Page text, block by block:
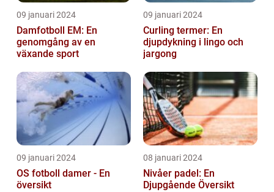
09 januari 2024
Damfotboll EM: En
genomgång av en
växande sport
09 januari 2024
Curling termer: En
djupdykning i lingo och
jargong
09 januari 2024
OS fotboll damer - En
översikt
08 januari 2024
Nivåer padel: En
Djupgående Översikt